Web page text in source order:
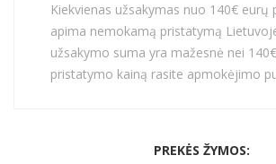
Kiekvienas užsakymas nuo 140€ eurų
apima nemokamą pristatymą
užsakymo suma yra mažesnė nei
pristatymo kainą rasite apmokėjimo
PREKĖS ŽYMOS: